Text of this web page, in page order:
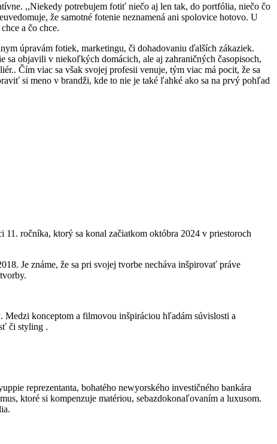
,,Niekedy potrebujem fotiť niečo aj len tak, do portfólia, niečo čo
že samotné fotenie neznamená ani spolovice hotovo. U
a čo chce.
úpravám fotiek, marketingu, či dohadovaniu ďalších zákaziek.
sa objavili v niekoľkých domácich, ale aj zahraničných časopisoch,
Čím viac sa však svojej profesii venuje, tým viac má pocit, že sa
si meno v brandži, kde to nie je také ľahké ako sa na prvý pohľad
11. ročníka, ktorý sa konal začiatkom októbra 2024 v priestoroch
Je známe, že sa pri svojej tvorbe necháva inšpirovať práve
konceptom a filmovou inšpiráciou hľadám súvislosti a
či styling .
reprezentanta, bohatého newyorského investičného bankára
ktoré si kompenzuje matériou, sebazdokonaľovaním a luxusom.